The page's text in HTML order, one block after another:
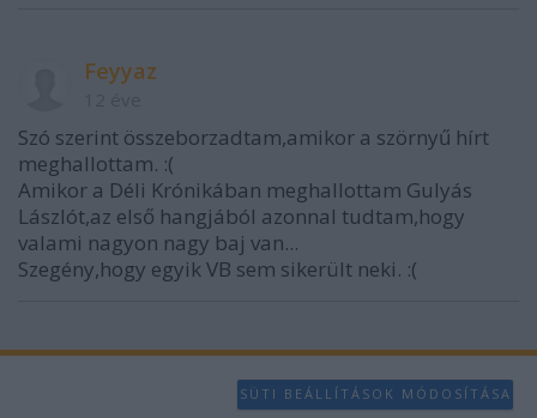
Feyyaz
Szó szerint összeborzadtam,amikor a szörnyű hírt
meghallottam. :(
Amikor a Déli Krónikában meghallottam Gulyás
Lászlót,az első hangjából azonnal tudtam,hogy
valami nagyon nagy baj van...
Szegény,hogy egyik VB sem sikerült neki. :(
SÜTI BEÁLLÍTÁSOK MÓDOSÍTÁSA